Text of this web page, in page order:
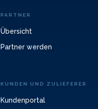
PARTNER
Übersicht
Partner werden
KUNDEN UND ZULIEFERER
Kundenportal